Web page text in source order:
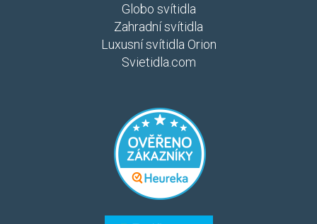
Globo svítidla
Zahradní svítidla
Luxusní svítidla Orion
Svietidla.com